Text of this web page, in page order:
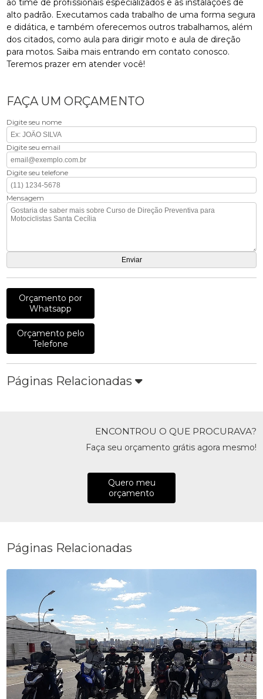
ao time de profissionais especializados e as instalações de
alto padrão. Executamos cada trabalho de uma forma segura
e didática, e também oferecemos outros trabalhamos, além
dos citados, como aula para dirigir moto e aula de direção
para motos. Saiba mais entrando em contato conosco.
Teremos prazer em atender você!
FAÇA UM ORÇAMENTO
Digite seu nome
Digite seu email
Digite seu telefone
Mensagem
Orçamento por
Whatsapp
Orçamento pelo
Telefone
Páginas Relacionadas
ENCONTROU O QUE PROCURAVA?
Faça seu orçamento grátis agora mesmo!
Quero meu
orçamento
Páginas Relacionadas